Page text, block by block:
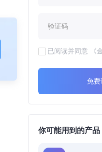
已阅读并同意 《
免费
你可能用到的产品